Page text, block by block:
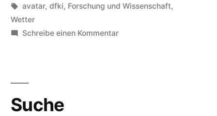
in
Schlagwörter:
avatar, dfki, Forschung und Wissenschaft,
Wetter
Schreibe einen Kommentarzu
Suche